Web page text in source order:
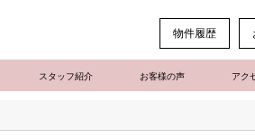
物件履歴
スタッフ紹介 お客様の声 アク